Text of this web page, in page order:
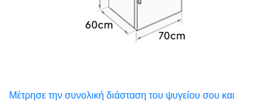
Μέτρησε την συνολική διάσταση του ψυγείου σου και